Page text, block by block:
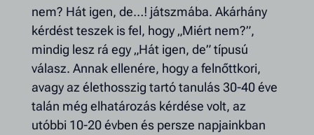
nem? Hát igen, de…! játszmába. Akárhány
kérdést teszek is fel, hogy „Miért nem?”,
mindig lesz rá egy „Hát igen, de” típusú
válasz. Annak ellenére, hogy a felnőttkori,
avagy az élethosszig tartó tanulás 30-40 éve
talán még elhatározás kérdése volt, az
utóbbi 10-20 évben és persze napjainkban